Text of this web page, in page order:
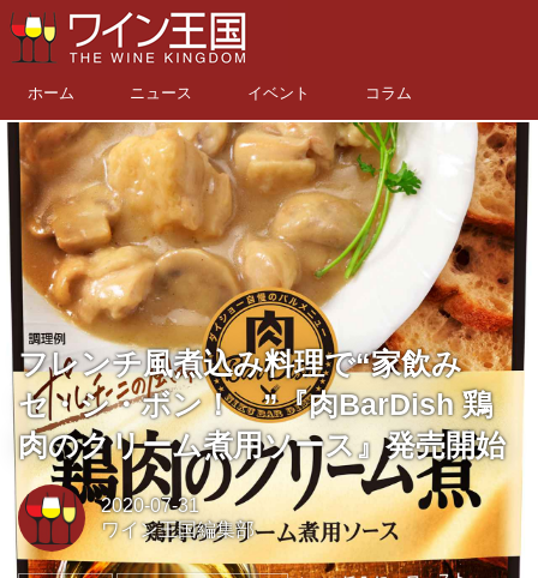
ホーム ニュース イベント コラム
フレンチ風煮込み料理で“家飲み
セ・シ・ボン！ ”『肉BarDish 鶏
肉のクリーム煮用ソース』発売開始
2020-07-31
ワイン王国編集部